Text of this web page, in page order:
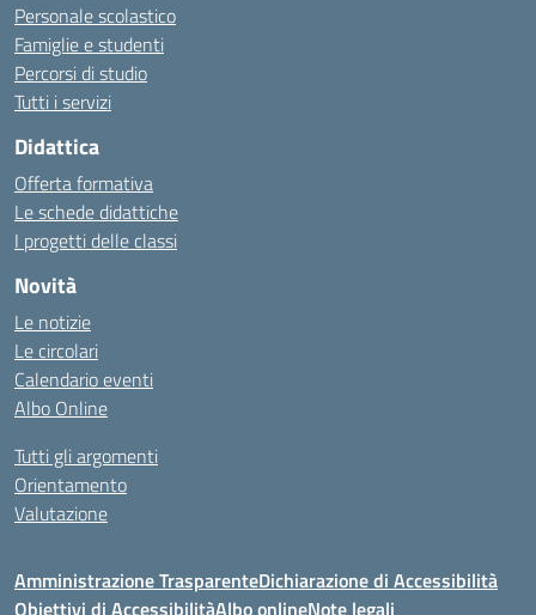
Personale scolastico
Famiglie e studenti
Percorsi di studio
Tutti i servizi
Didattica
Offerta formativa
Le schede didattiche
I progetti delle classi
Novità
Le notizie
Le circolari
Calendario eventi
Albo Online
Tutti gli argomenti
Orientamento
Valutazione
Amministrazione TrasparenteDichiarazione di Accessibilità
Obiettivi di AccessibilitàAlbo onlineNote legali